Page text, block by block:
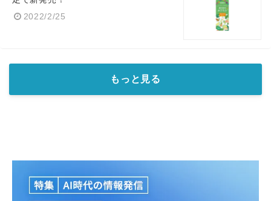
2022/2/25
もっと見る